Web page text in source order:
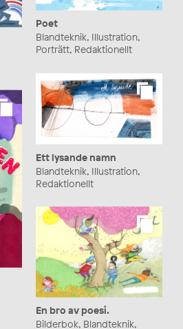
Poet
Blandteknik, Illustration,
Porträtt, Redaktionellt
Ett lysande namn
Blandteknik, Illustration,
Redaktionellt
En bro av poesi.
Bilderbok, Blandteknik,